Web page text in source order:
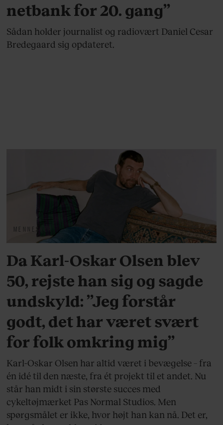
netbank for 20. gang”
Sådan holder journalist og radiovært Daniel Cesar
Bredegaard sig opdateret.
MENNESKER
Da Karl-Oskar Olsen blev
50, rejste han sig og sagde
undskyld: ”Jeg forstår
godt, det har været svært
for folk omkring mig”
Karl-Oskar Olsen har altid været i bevægelse – fra
én idé til den næste, fra ét projekt til et andet. Nu
står han midt i sin største succes med
cykeltøjmærket Pas Normal Studios. Men
spørgsmålet er ikke, hvor højt han kan nå. Det er,